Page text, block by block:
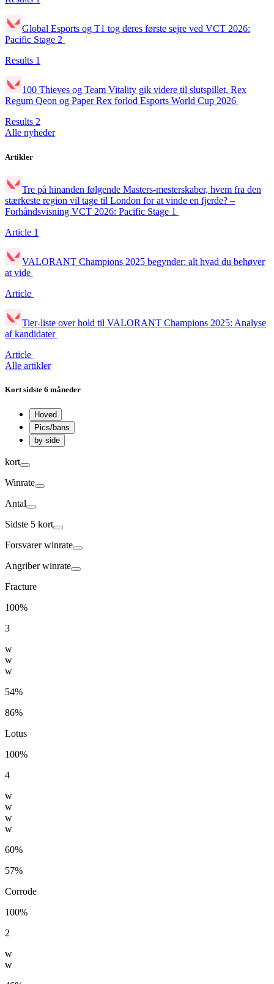
Global Esports og T1 tog deres første sejre ved VCT 2026:
Pacific Stage 2
Results 1
100 Thieves og Team Vitality gik videre til slutspillet, Rex
Regum Qeon og Paper Rex forlod Esports World Cup 2026
Results 2
Alle nyheder
Artikler
Tre på hinanden følgende Masters-mesterskaber, hvem fra den
stærkeste region vil tage til London for at vinde en fjerde? –
Forhåndsvisning VCT 2026: Pacific Stage 1
Article 1
VALORANT Champions 2025 begynder: alt hvad du behøver
at vide
Article
Tier-liste over hold til VALORANT Champions 2025: Analyse
af kandidater
Article
Alle artikler
Kortsidste 6 måneder
Hoved
Pics/bans
by side
kort
Winrate
Antal
Sidste 5 kort
Forsvarerwinrate
Angriberwinrate
Fracture
100%
3
w
w
w
54%
86%
Lotus
100%
4
w
w
w
w
60%
57%
Corrode
100%
2
w
w